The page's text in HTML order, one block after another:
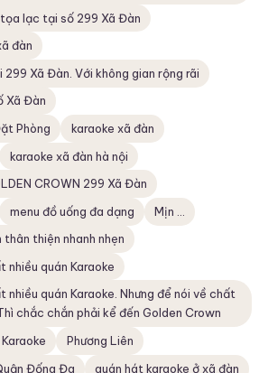
lạc tại số 299 Xã Đàn
đàn
299 Xã Đàn. Với không gian rộng rãi
Xã Đàn
Phòng
karaoke xã đàn
karaoke xã đàn hà nội
CROWN 299 Xã Đàn
menu đồ uống đa dạng
Mịn ...
thân thiện nhanh nhẹn
nhiều quán Karaoke
nhiều quán Karaoke. Nhưng để nói về chất
chắc chắn phải kể đến Golden Crown
Phương Liên
Đống Đa
quán hát karaoke ở xã đàn